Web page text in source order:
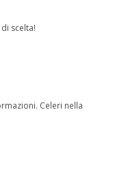
scelta!
Celeri nella